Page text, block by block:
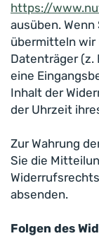
https://
ausüben.
übermitteln wir
Datenträger (z.
eine
Inhalt der
der Uhrzeit
Zur Wahrung
Sie die
absenden.
Folgen des